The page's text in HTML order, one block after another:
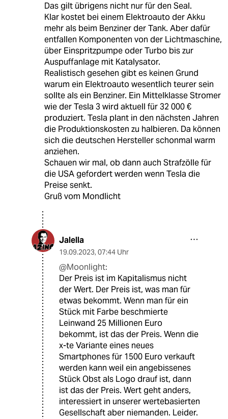
Das gilt übrigens nicht nur für den Seal.
Klar kostet bei einem Elektroauto der Akku
mehr als beim Benziner der Tank. Aber dafür
entfallen Komponenten von der Lichtmaschine,
über Einspritzpumpe oder Turbo bis zur
Auspuffanlage mit Katalysator.
Realistisch gesehen gibt es keinen Grund
warum ein Elektroauto wesentlich teurer sein
sollte als ein Benziner. Ein Mittelklasse Stromer
wie der Tesla 3 wird aktuell für 32 000 €
produziert. Tesla plant in den nächsten Jahren
die Produktionskosten zu halbieren. Da können
sich die deutschen Hersteller schonmal warm
anziehen.
Schauen wir mal, ob dann auch Strafzölle für
die USA gefordert werden wenn Tesla die
Preise senkt.
Gruß vom Mondlicht
Jalella
19.09.2023, 07:44 Uhr
@Moonlight:
Der Preis ist im Kapitalismus nicht
der Wert. Der Preis ist, was man für
etwas bekommt. Wenn man für ein
Stück mit Farbe beschmierte
Leinwand 25 Millionen Euro
bekommt, ist das der Preis. Wenn die
x-te Variante eines neues
Smartphones für 1500 Euro verkauft
werden kann weil ein angebissenes
Stück Obst als Logo drauf ist, dann
ist das der Preis. Wert geht anders,
interessiert in unserer wertebasierten
Gesellschaft aber niemanden. Leider.